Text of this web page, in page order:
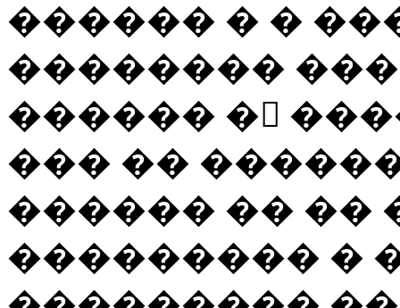
������ � �
��������
������ �񳺿
��� ��
������ �� ��
��������� �